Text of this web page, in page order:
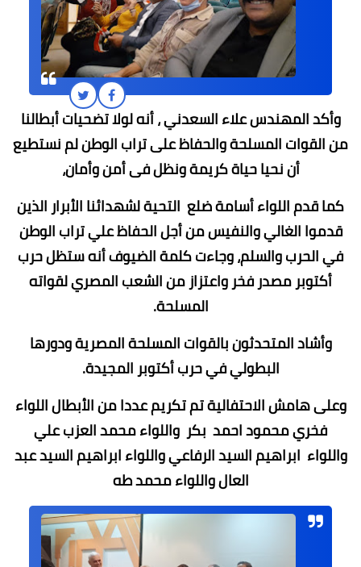
وأكد المهندس علاء السعدني ، أنه لولا تضحيات أبطالنا
من القوات المسلحة والحفاظ على تراب الوطن لم نستطيع
أن نحيا حياة كريمة ونظل فى أمن وأمان،
كما قدم اللواء أسامة ضلع التحية لشهدائنا الأبرار الذين
قدموا الغالي والنفيس من أجل الحفاظ ‏علي تراب الوطن
في الحرب والسلم، وجاءت كلمة الضيوف أنه ستظل حرب
أكتوبر مصدر فخر ‏واعتزاز من الشعب المصري لقواته
المسلحة.
وأشاد المتحدثون بالقوات المسلحة المصرية ودورها
البطولي في حرب أكتوبر المجيدة.
وعلى هامش الاحتفالية تم تكريم عددا من الأبطال اللواء
فخري محمود احمد بكر واللواء محمد العزب علي
واللواء ابراهيم السيد الرفاعي واللواء ابراهيم السيد عبد
العال واللواء محمد طه